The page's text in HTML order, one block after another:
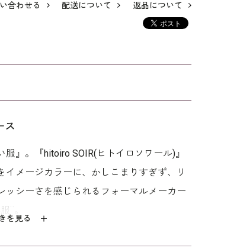
31,900 29,700 31,900
合わせる 配送について 返品について
を見る
ス
』。『hitoiro SOIR(ヒトイロソワール)』
メージカラーに、かしこまりすぎず、リ
ッシーさを感じられるフォーマルメーカー
¨。